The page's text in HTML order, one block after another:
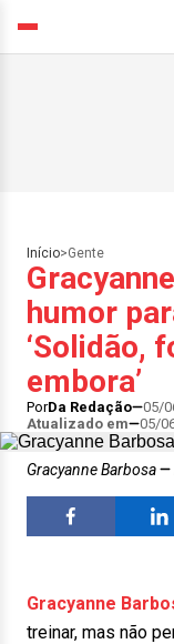
Início>Gente
humor
‘Solidão,
embora’
PorDa Redação 05/
Atualizado em
05/
Gracyanne Barbosa
Gracyanne
treinar, mas não